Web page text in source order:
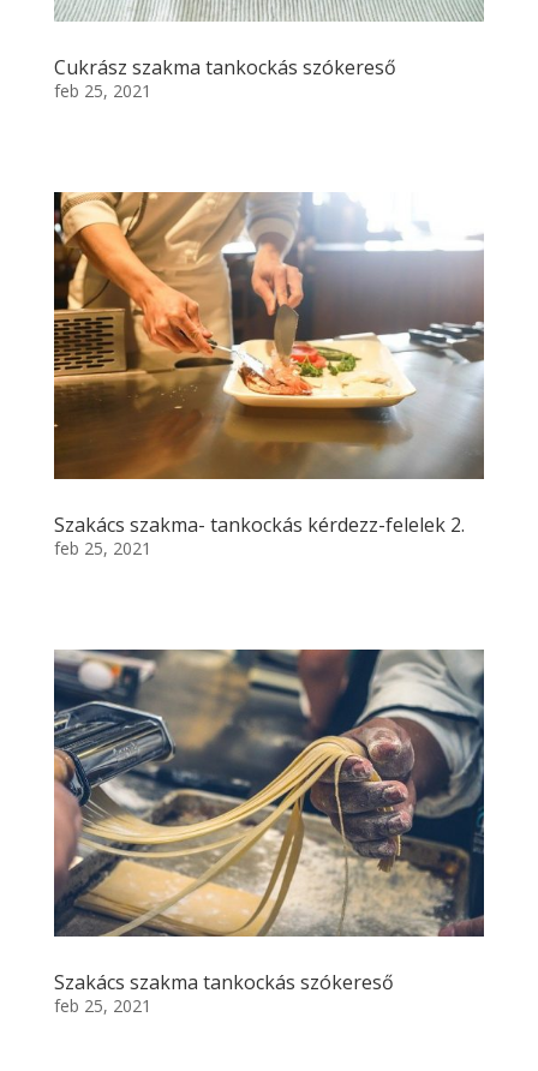
Cukrász szakma tankockás szókereső
feb 25, 2021
Szakács szakma- tankockás kérdezz-felelek 2.
feb 25, 2021
Szakács szakma tankockás szókereső
feb 25, 2021